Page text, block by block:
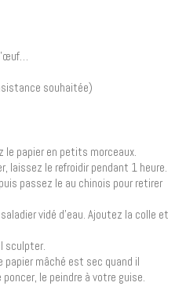
souhaitée)
le papier en petits morceaux.
laissez le refroidir pendant 1 heure.
passez le au chinois pour retirer
vidé d’eau. Ajoutez la colle et
sculpter.
papier mâché est sec quand il
le peindre à votre guise.